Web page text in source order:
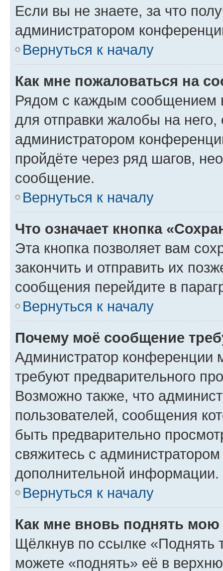
Если вы не знаете, за что
администратором
Вернуться к началу
Как мне пожаловаться на
Рядом с каждым сообщением
для отправки жалобы на
администратором
пройдёте через ряд шагов,
сообщение.
Вернуться к началу
Что означает кнопка
Эта кнопка позволяет вам
закончить и отправить их
сообщения перейдите в
Вернуться к началу
Почему моё сообщение
Администратор конференции
требуют предварительного
Возможно также, что
пользователей, сообщения
быть предварительно
свяжитесь с
дополнительной информации.
Вернуться к началу
Как мне вновь поднять мою
Щёлкнув по ссылке «Поднять
можете «поднять» её в